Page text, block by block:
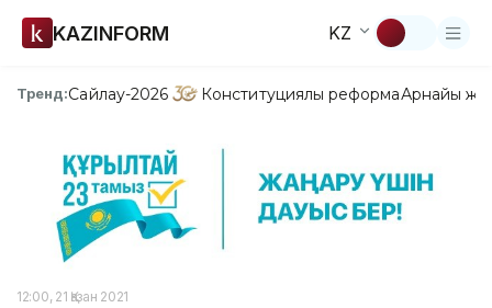
KAZINFORM KZ
Тренд:Сайлау-2026 Конституциялық реформаАрнайы
12:00, 21 Қазан 2021